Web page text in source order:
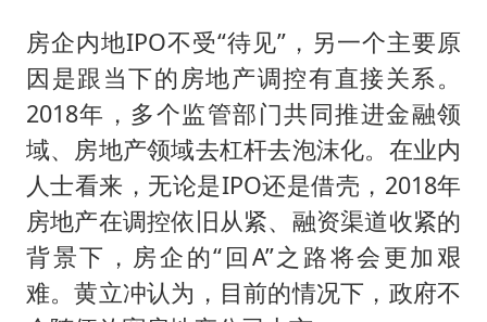
房企内地IPO不受“待见”，另一个主要原
因是跟当下的房地产调控有直接关系。
2018年，多个监管部门共同推进金融领
域、房地产领域去杠杆去泡沫化。在业内
人士看来，无论是IPO还是借壳，2018年
房地产在调控依旧从紧、融资渠道收紧的
背景下，房企的“回A”之路将会更加艰
难。黄立冲认为，目前的情况下，政府不